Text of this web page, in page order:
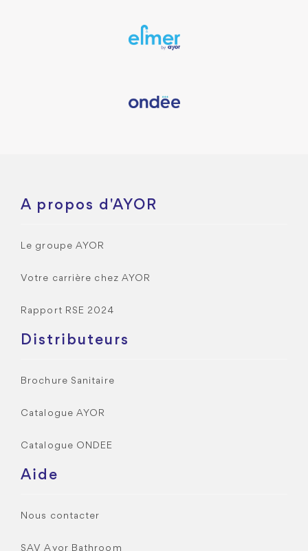
A propos d'AYOR
Le groupe AYOR
Votre carrière chez AYOR
Rapport RSE 2024
Distributeurs
Brochure Sanitaire
Catalogue AYOR
Catalogue ONDEE
Aide
Nous contacter
SAV Ayor Bathroom